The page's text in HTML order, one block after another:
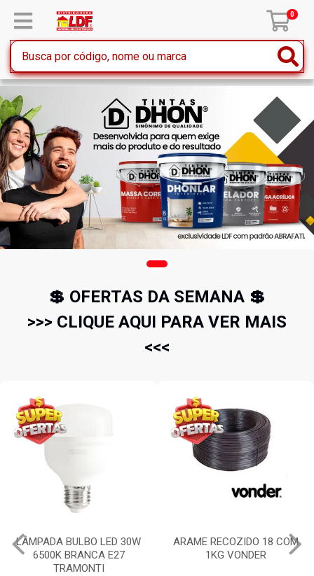
0
💲 OFERTAS DA SEMANA 💲
>>> CLIQUE AQUI PARA VER MAIS
<<<
LÂMPADA BULBO LED 30W
6500K BRANCA E27
TRAMONTI
ARAME RECOZIDO 18 COM
1KG VONDER